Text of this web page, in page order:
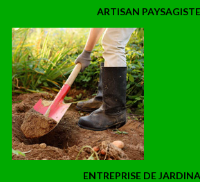
ARTISAN
ENTREPRISE DE